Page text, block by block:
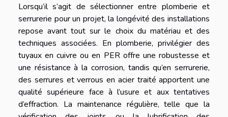
Lorsqu’il s’agit de sélectionner entre plomberie et
serrurerie pour un projet, la longévité des installations
repose avant tout sur le choix du matériau et des
techniques associées. En plomberie, privilégier des
tuyaux en cuivre ou en PER offre une robustesse et
une résistance à la corrosion, tandis qu’en serrurerie,
des serrures et verrous en acier traité apportent une
qualité supérieure face à l’usure et aux tentatives
d’effraction. La maintenance régulière, telle que la